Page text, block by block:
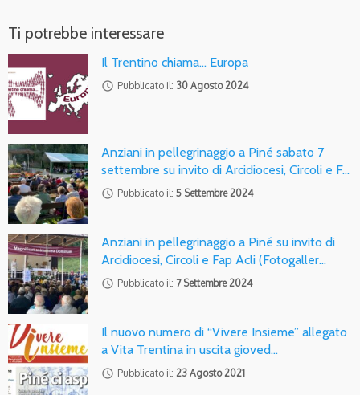
Ti potrebbe interessare
Il Trentino chiama… Europa
access_time Pubblicato il: 30 Agosto 2024
Anziani in pellegrinaggio a Piné sabato 7
settembre su invito di Arcidiocesi, Circoli e F…
access_time Pubblicato il: 5 Settembre 2024
Anziani in pellegrinaggio a Piné su invito di
Arcidiocesi, Circoli e Fap Acli (Fotogaller…
access_time Pubblicato il: 7 Settembre 2024
Il nuovo numero di “Vivere Insieme” allegato
a Vita Trentina in uscita gioved…
access_time Pubblicato il: 23 Agosto 2021